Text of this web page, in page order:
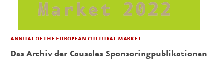
ANNUAL OF THE EUROPEAN CULTURAL MARKET
Das Archiv der Causales-Sponsoringpublikationen